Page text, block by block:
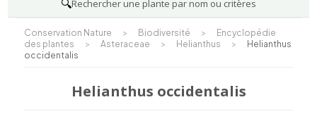
🔍Rechercher une plante par nom ou critères
Conservation Nature > Biodiversité >
Encyclopédie
des plantes
> Asteraceae > Helianthus >
Helianthus
occidentalis
Helianthus occidentalis